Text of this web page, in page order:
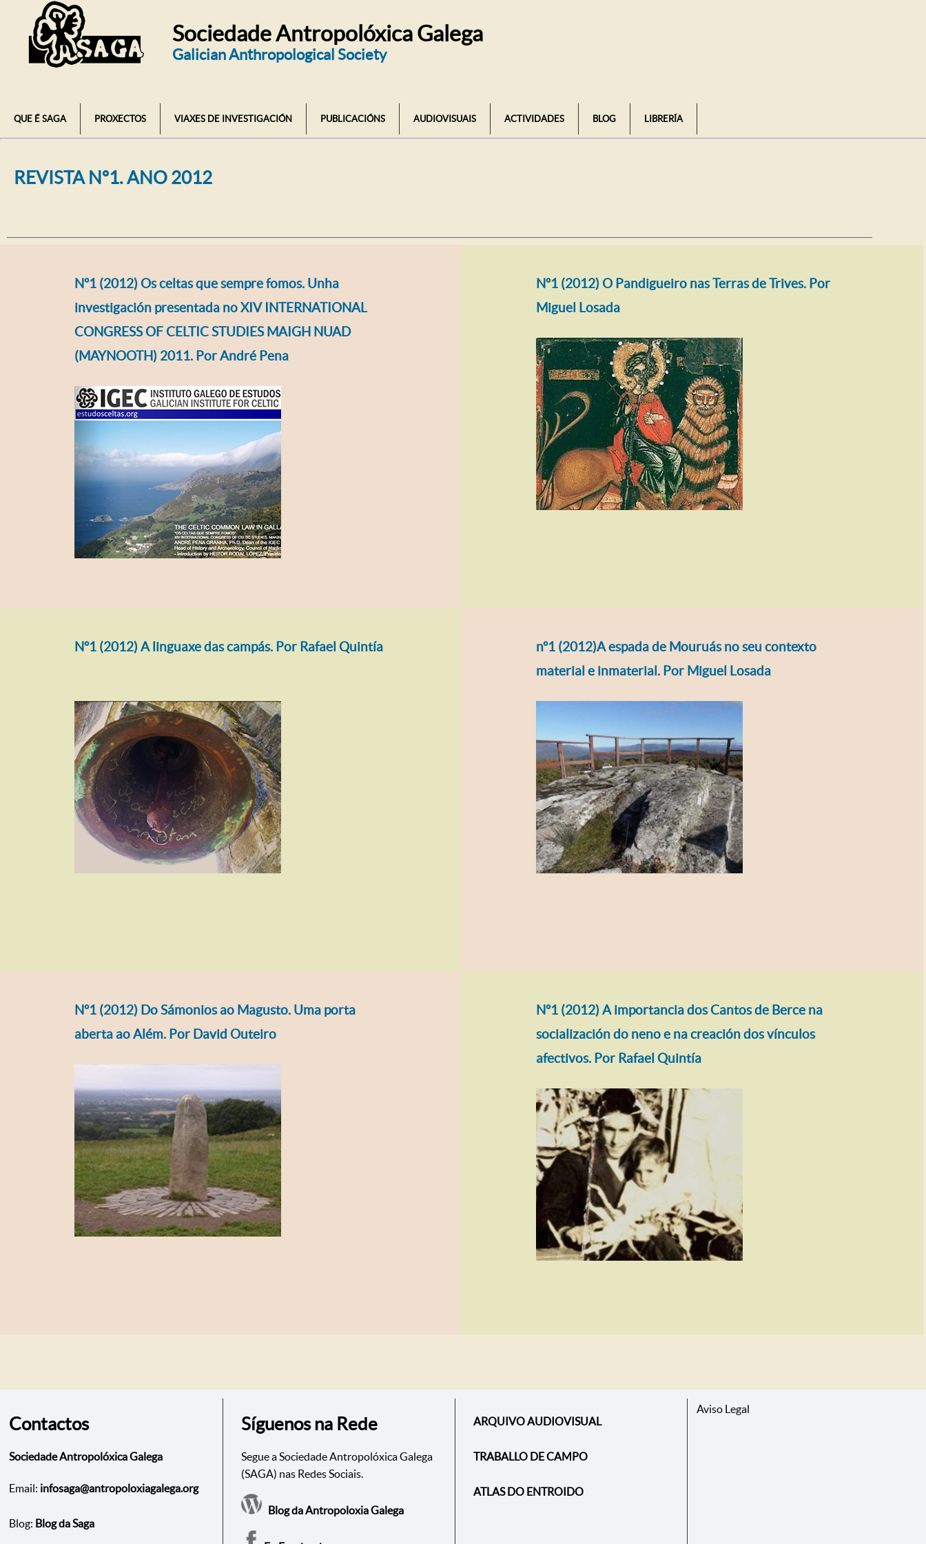
Sociedade Antropolóxica Galega
Galician Anthropological Society
QUE É SAGA PROXECTOS VIAXES DE INVESTIGACIÓN PUBLICACIÓNS AUDIOVISUAIS ACTIVIDADES BLOG LIBRERÍA
REVISTA Nº1. ANO 2012
Nº1 (2012) Os celtas que sempre fomos. Unha
investigación presentada no XIV INTERNATIONAL
CONGRESS OF CELTIC STUDIES MAIGH NUAD
(MAYNOOTH) 2011. Por André Pena
Nº1 (2012) O Pandigueiro nas Terras de Trives. Por
Miguel Losada
Nº1 (2012) A linguaxe das campás. Por Rafael Quintía
nº1 (2012)A espada de Mouruás no seu contexto
material e inmaterial. Por Miguel Losada
Nº1 (2012) Do Sámonios ao Magusto. Uma porta
aberta ao Além. Por David Outeiro
Nº1 (2012) A importancia dos Cantos de Berce na
socialización do neno e na creación dos vínculos
afectivos. Por Rafael Quintía
Contactos
Sociedade Antropolóxica Galega
Email: infosaga@antropoloxiagalega.org
Blog: Blog da Saga
Síguenos na Rede
Segue a Sociedade Antropolóxica Galega
(SAGA) nas Redes Sociais.
Blog da Antropoloxia Galega
ARQUIVO AUDIOVISUAL
TRABALLO DE CAMPO
ATLAS DO ENTROIDO
Aviso Legal